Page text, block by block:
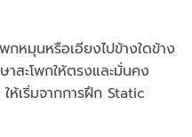
กหมุนหรือเอียงไปข้างใดข้าง
สะโพกให้ตรงและมั่นคง
ห้เริ่มจากการฝึก Static